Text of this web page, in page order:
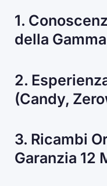
1.
della
2.
(Candy,
3. Ricambi
Garanzia 12